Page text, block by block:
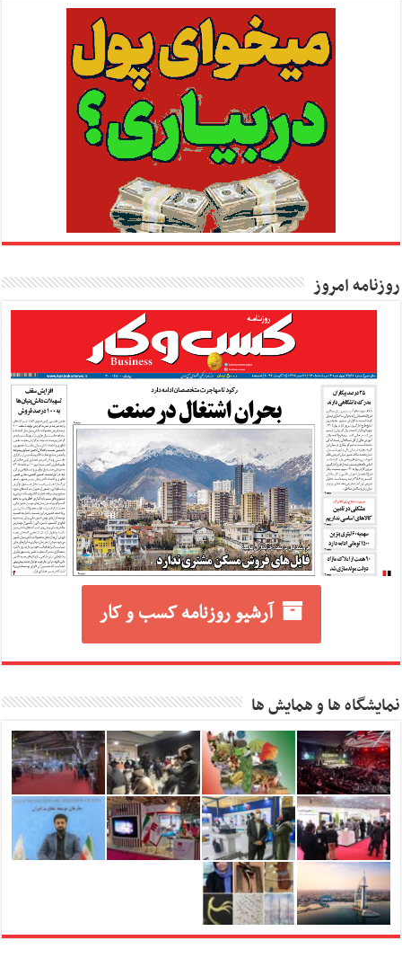
روزنامه امروز
آرشیو روزنامه کسب و کار
نمایشگاه ها و همایش ها